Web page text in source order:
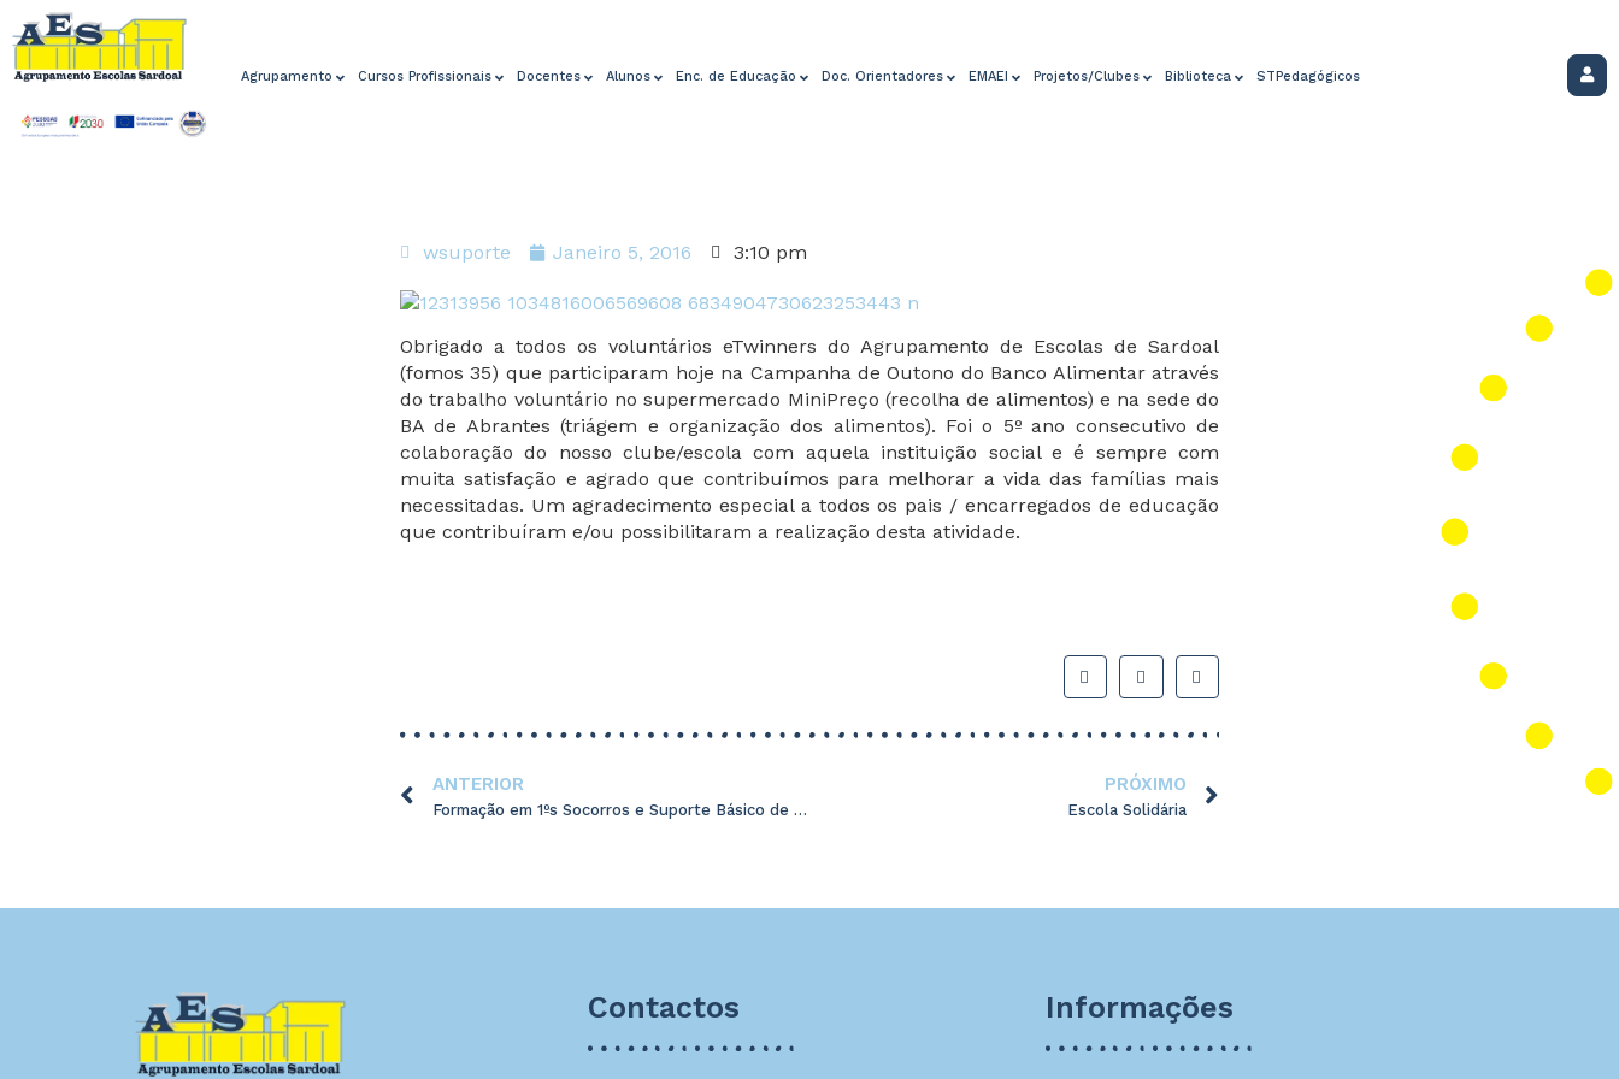
Agrupamento Cursos Profissionais Docentes Alunos Enc. de Educação Doc. Orientadores EMAEI Projetos/Clubes Biblioteca STPedagógicos
wsuporte Janeiro 5, 2016 3:10 pm
Obrigado a todos os voluntários eTwinners do Agrupamento de Escolas de Sardoal
(fomos 35) que participaram hoje na Campanha de Outono do Banco Alimentar através
do trabalho voluntário no supermercado MiniPreço (recolha de alimentos) e na sede do
BA de Abrantes (triágem e organização dos alimentos). Foi o 5º ano consecutivo de
colaboração do nosso clube/escola com aquela instituição social e é sempre com
muita satisfação e agrado que contribuímos para melhorar a vida das famílias mais
necessitadas. Um agradecimento especial a todos os pais / encarregados de educação
que contribuíram e/ou possibilitaram a realização desta atividade.
ANTERIOR
Formação em 1ºs Socorros e Suporte Básico de Vida
PRÓXIMO
Escola Solidária
Contactos Informações